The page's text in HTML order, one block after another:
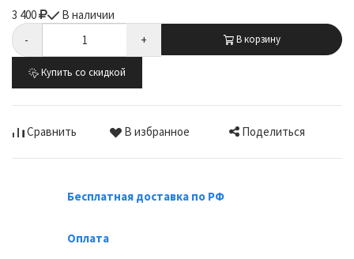
3 400
В наличии
-
+ В корзину
Купить со скидкой
Сравнить В избранное Поделиться
Бесплатная доставка по РФ
Оплата